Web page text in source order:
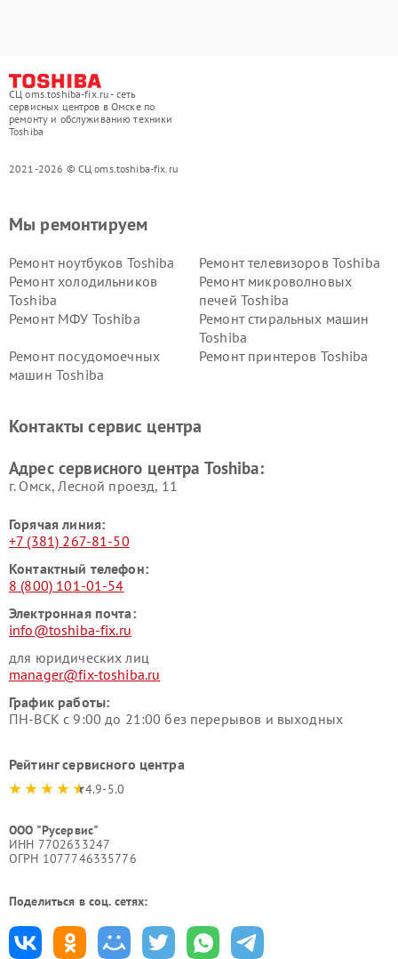
СЦ oms.toshiba-fix.ru - сеть
сервисных центров в Омске по
ремонту и обслуживанию техники
Toshiba
2021-2026 © СЦ oms.toshiba-fix.ru
Мы ремонтируем
Ремонт ноутбуков Toshiba
Ремонт телевизоров Toshiba
Ремонт холодильников
Toshiba
Ремонт микроволновых
печей Toshiba
Ремонт МФУ Toshiba
Ремонт стиральных машин
Toshiba
Ремонт посудомоечных
машин Toshiba
Ремонт принтеров Toshiba
Контакты сервис центра
Адрес сервисного центра Toshiba:
г. Омск, ​Лесной проезд, 11
Горячая линия:
+7 (381) 267-81-50
Контактный телефон:
8 (800) 101-01-54
Электронная почта:
info@toshiba-fix.ru
для юридических лиц
manager@fix-toshiba.ru
График работы:
ПН-ВСК с 9:00 до 21:00 без перерывов и выходных
Рейтинг сервисного центра
4.9-5.0
ООО "Русервис"
ИНН 7702633247
ОГРН 1077746335776
Поделиться в соц. сетях: